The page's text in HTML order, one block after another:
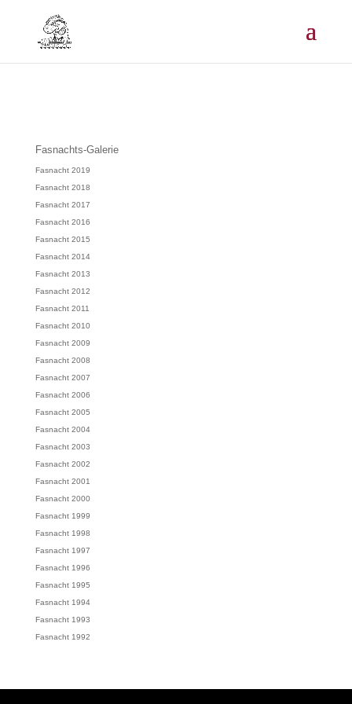
Fasnachts-Galerie
Fasnacht 2019
Fasnacht 2018
Fasnacht 2017
Fasnacht 2016
Fasnacht 2015
Fasnacht 2014
Fasnacht 2013
Fasnacht 2012
Fasnacht 2011
Fasnacht 2010
Fasnacht 2009
Fasnacht 2008
Fasnacht 2007
Fasnacht 2006
Fasnacht 2005
Fasnacht 2004
Fasnacht 2003
Fasnacht 2002
Fasnacht 2001
Fasnacht 2000
Fasnacht 1999
Fasnacht 1998
Fasnacht 1997
Fasnacht 1996
Fasnacht 1995
Fasnacht 1994
Fasnacht 1993
Fasnacht 1992